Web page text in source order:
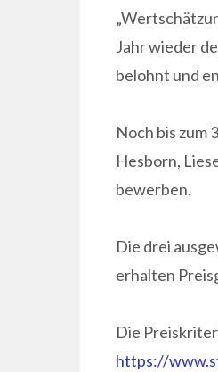
Jahr wieder
belohnt und
Noch bis zum
Hesborn,
bewerben.
Die drei
erhalten
Die
https://